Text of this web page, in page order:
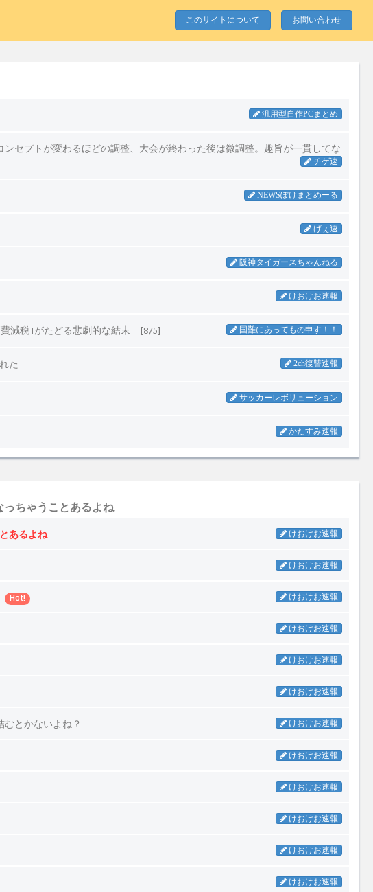
このサイトについて お問い合わせ
っちゃうことあるよね
あるよね けおけお速報
けおけお速報
Hot! けおけお速報
けおけお速報
けおけお速報
けおけお速報
とかないよね？ けおけお速報
けおけお速報
けおけお速報
けおけお速報
けおけお速報
けおけお速報